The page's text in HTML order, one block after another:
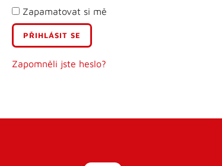
Zapamatovat si mě
Zapomněli jste heslo?
E-mail
Uživatelské jméno